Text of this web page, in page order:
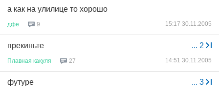
а как на улилице то хорошо
дфе 9 15:17 30.11.2005
... 2
прекиньте
Плавная какуля 27 14:51 30.11.2005
... 3
футуре